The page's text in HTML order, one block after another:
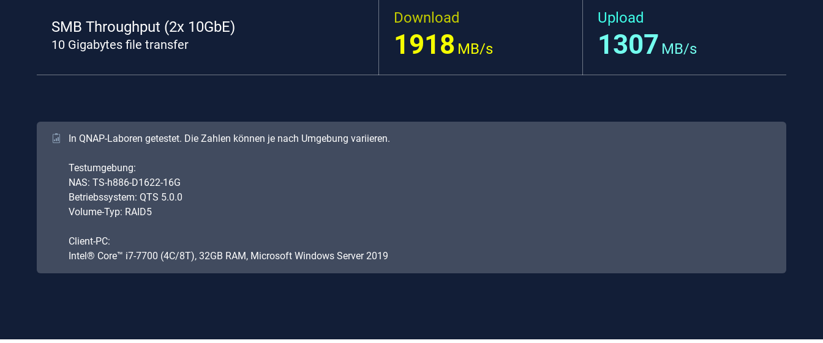
SMB Throughput (2x 10GbE)
10 Gigabytes file transfer
Download
1918 MB/s
Upload
1307 MB/s
In QNAP-Laboren getestet. Die Zahlen können je nach Umgebung variieren.
Testumgebung:
NAS: TS-h886-D1622-16G
Betriebssystem: QTS 5.0.0
Volume-Typ: RAID5
Client-PC:
Intel® Core™ i7-7700 (4C/8T), 32GB RAM, Microsoft Windows Server 2019